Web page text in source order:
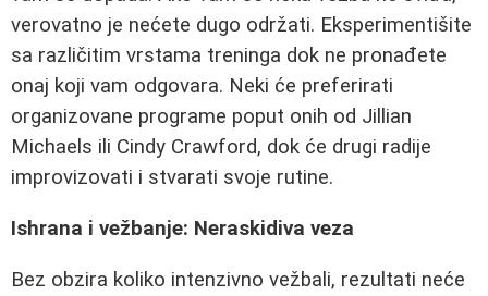
verovatno je nećete dugo održati. Eksperimentišite
sa različitim vrstama treninga dok ne pronađete
onaj koji vam odgovara. Neki će preferirati
organizovane programe poput onih od Jillian
Michaels ili Cindy Crawford, dok će drugi radije
improvizovati i stvarati svoje rutine.
Ishrana i vežbanje: Neraskidiva veza
Bez obzira koliko intenzivno vežbali, rezultati neće